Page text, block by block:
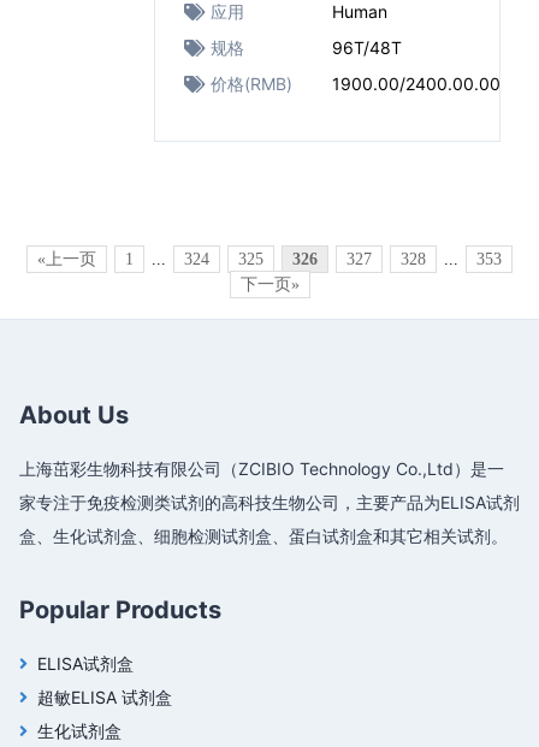
应用
Human
规格
96T/48T
价格(RMB)
1900.00/2400.00.00
«上一页 1 ... 324 325 326 327 328 ...
353
下一页»
About Us
上海茁彩生物科技有限公司（ZCIBIO Technology Co.,Ltd）是一
家专注于免疫检测类试剂的高科技生物公司，主要产品为ELISA试剂
盒、生化试剂盒、细胞检测试剂盒、蛋白试剂盒和其它相关试剂。
Popular Products
ELISA试剂盒
超敏ELISA 试剂盒
生化试剂盒